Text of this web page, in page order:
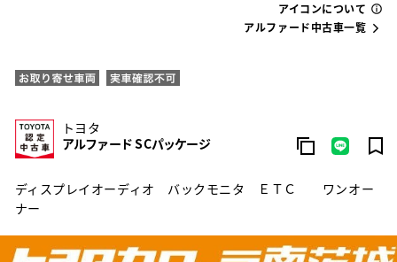
アイコンについて
アルファード中古車一覧
トヨタ
アルファード S Cパッケージ
ディスプレイオーディオ バックモニタ ＥＴＣ ワンオー
ナー